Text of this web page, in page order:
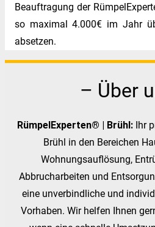
Beauftragung der
so maximal 4.000€ im Jahr
absetzen.
– Über
RümpelExperten® | Brühl: Ihr
Brühl in den Bereichen
Wohnungsauflösung,
Abbrucharbeiten und
eine unverbindliche und
Vorhaben. Wir helfen Ihnen